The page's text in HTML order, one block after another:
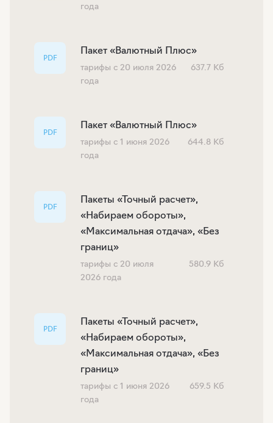
года
PDF
Пакет «Валютный Плюс»
тарифы с 20 июля 2026
года
637.7 Кб
PDF
Пакет «Валютный Плюс»
тарифы с 1 июня 2026
года
644.8 Кб
PDF
Пакеты «Точный расчет»,
«Набираем обороты»,
«Максимальная отдача», «Без
границ»
тарифы с 20 июля
2026 года
580.9 Кб
PDF
Пакеты «Точный расчет»,
«Набираем обороты»,
«Максимальная отдача», «Без
границ»
тарифы с 1 июня 2026
года
659.5 Кб